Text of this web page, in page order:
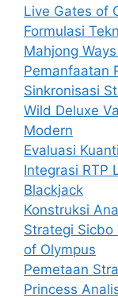
Live Gates of
Formulasi
Mahjong
Pemanfaatan
Sinkronisasi
Wild Deluxe
Modern
Evaluasi
Integrasi RTP
Blackjack
Konstruksi
Strategi Sicbo
of Olympus
Pemetaan
Princess